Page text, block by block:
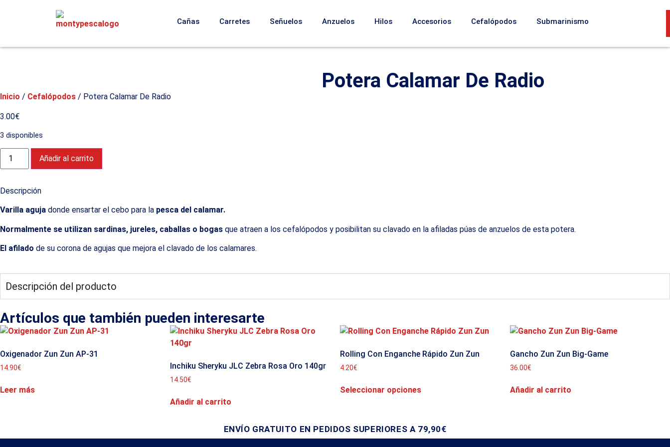
Cañas Carretes Señuelos Anzuelos Hilos Accesorios Cefalópodos Submarinismo
Potera Calamar De Radio
Inicio / Cefalópodos / Potera Calamar De Radio
3.00€
3 disponibles
Añadir al carrito
Descripción
Varilla aguja donde ensartar el cebo para la pesca del calamar.
Normalmente se utilizan sardinas, jureles, caballas o bogas que atraen a los cefalópodos y posibilitan su clavado en la afiladas púas de anzuelos de esta potera.
El afilado de su corona de agujas que mejora el clavado de los calamares.
Descripción del producto
Artículos que también pueden interesarte
Oxigenador Zun Zun AP-31
14.90€
Leer más
Inchiku Sheryku JLC Zebra Rosa Oro 140gr
14.50€
Añadir al carrito
Rolling Con Enganche Rápido Zun Zun
4.20€
Seleccionar opciones
Gancho Zun Zun Big-Game
36.00€
Añadir al carrito
ENVÍO GRATUITO EN PEDIDOS SUPERIORES A 79,90€